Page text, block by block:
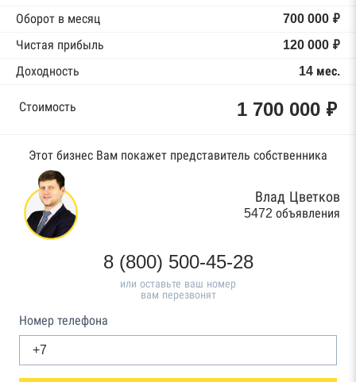
Оборот в месяц
700 000 ₽
Чистая прибыль
120 000 ₽
Доходность
14 мес.
Стоимость 1 700 000 ₽
Этот бизнес Вам покажет представитель собственника
Влад Цветков
5472 объявления
8 (800) 500-45-28
или оставьте ваш номер
вам перезвонят
Номер телефона